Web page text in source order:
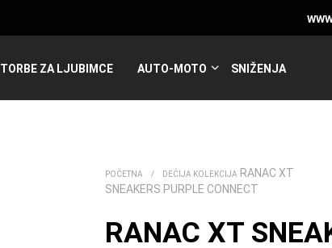
TORBE ZA LJUBIMCE AUTO-MOTO SNIŽENJA
POČETNA / DEČIJA KOLEKCIJA RANAC XT
SNEAKERS PURPLE CONNECT
RANAC XT